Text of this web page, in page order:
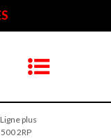
plus
2RP